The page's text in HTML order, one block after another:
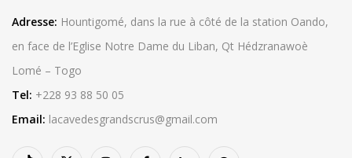
Adresse: Hountigomé, dans la rue à côté de la station Oando,
en face de l’Eglise Notre Dame du Liban, Qt Hédzranawoè
Lomé – Togo
Tel: +228 93 88 50 05
Email: lacavedesgrandscrus@gmail.com